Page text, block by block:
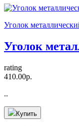
Уголок
Уголок
rating
410.00р.
..
Купить